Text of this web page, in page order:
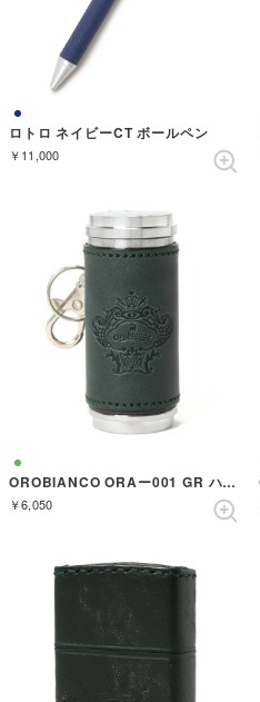
ロトロ ネイビーCT ボールペン
￥11,000
OROBIANCO ORAー001 GR ハイザラ レザーグリーン （GREEN）
￥6,050